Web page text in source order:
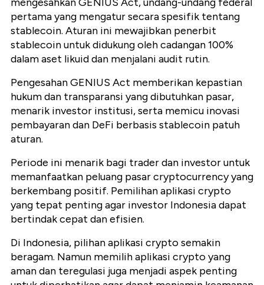
pertama yang mengatur secara spesifik tentang
stablecoin. Aturan ini mewajibkan penerbit
stablecoin untuk didukung oleh cadangan 100%
dalam aset likuid dan menjalani audit rutin.
Pengesahan GENIUS Act memberikan kepastian
hukum dan transparansi yang dibutuhkan pasar,
menarik investor institusi, serta memicu inovasi
pembayaran dan DeFi berbasis stablecoin patuh
aturan.
Periode ini menarik bagi trader dan investor untuk
memanfaatkan peluang pasar cryptocurrency yang
berkembang positif. Pemilihan aplikasi crypto
yang tepat penting agar investor Indonesia dapat
bertindak cepat dan efisien.
Di Indonesia, pilihan aplikasi crypto semakin
beragam. Namun memilih aplikasi crypto yang
aman dan teregulasi juga menjadi aspek penting